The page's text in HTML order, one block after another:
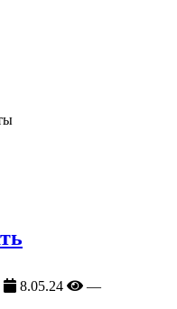
8.05.24
—